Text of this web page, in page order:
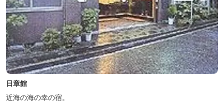
日章館
近海の海の幸の宿。